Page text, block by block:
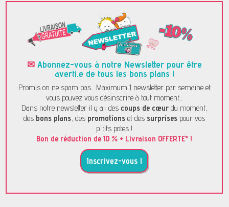
✉ Abonnez-vous à notre Newsletter pour être
averti.e de tous les bons plans !
Promis on ne spam pas... Maximum 1 newsletter par semaine et
vous pouvez vous désinscrire à tout moment...
Dans notre newsletter il y a : des coups de cœurdu moment,
des bons plans, des promotions et dessurprises pour vos
p'tits potes !
Bon de réduction de 10 % + Livraison OFFERTE* !
Inscrivez-vous !